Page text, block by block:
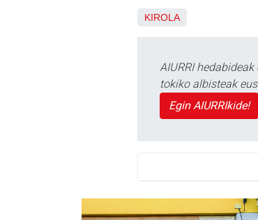
KIROLA
AIURRI
tokiko albisteak
Egin AIURRIkide!